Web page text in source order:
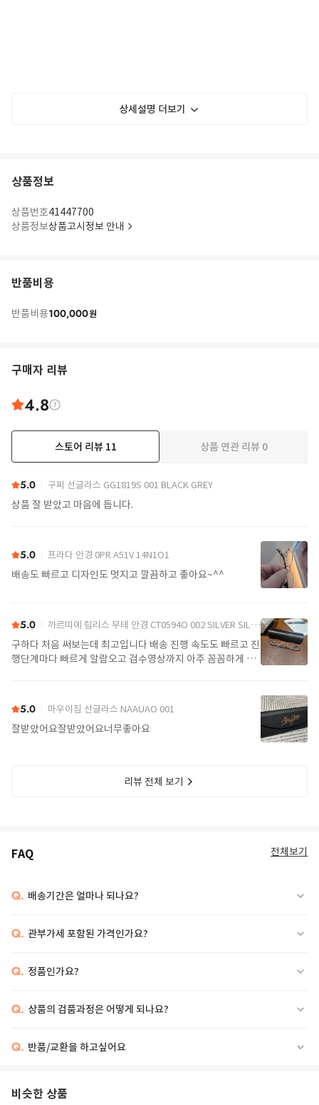
상세설명 더보기
상품정보
상품번호41447700
상품정보상품고시정보 안내
반품비용
반품비용100,000원
구매자 리뷰
4.8
스토어 리뷰 11 상품 연관 리뷰 0
5.0 구찌 선글라스 GG1819S 001 BLACK GREY
상품 잘 받았고 마음에 듭니다.
5.0 프라다 안경 0PR A51V 14N1O1
배송도 빠르고 디자인도 멋지고 깔끔하고 좋아요~^^
5.0 까르띠에 림리스 무테 안경 CT0594O 002 SILVER SILVER TRANSPARENT
구하다 처음 써보는데 최고입니다 배송 진행 속도도 빠르고 진
행단계마다 빠르게 알람오고 검수영상까지 아주 꼼꼼하게 찍
5.0 마우이짐 선글라스 NAAUAO 001
잘받았어요잘받았어요너무좋아요
리뷰 전체 보기
FAQ 전체보기
Q. 배송기간은 얼마나 되나요?
Q. 관부가세 포함된 가격인가요?
Q. 정품인가요?
Q. 상품의 검품과정은 어떻게 되나요?
Q. 반품/교환을 하고싶어요
비슷한 상품